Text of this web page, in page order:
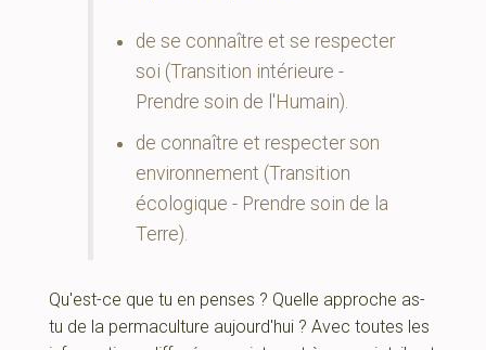
de se connaître et se respecter
soi (Transition intérieure -
Prendre soin de l'Humain).
de connaître et respecter son
environnement (Transition
écologique - Prendre soin de la
Terre).
Qu'est-ce que tu en penses ? Quelle approche as-
tu de la permaculture aujourd'hui ? Avec toutes les